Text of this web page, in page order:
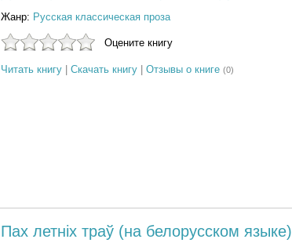
Жанр: Русская классическая проза
Оцените книгу
Читать книгу| Скачать книгу| Отзывы о книге (0)
Пах летнiх траў (на белорусском языке)